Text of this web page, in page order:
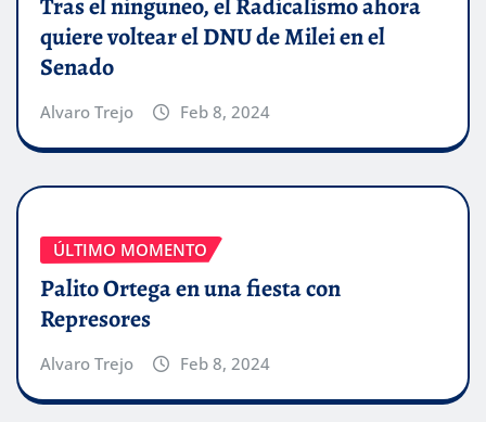
quiere voltear el DNU de Milei en el
Senado
Alvaro Trejo Feb 8, 2024
ÚLTIMO MOMENTO
Palito Ortega en una fiesta con
Represores
Alvaro Trejo Feb 8, 2024